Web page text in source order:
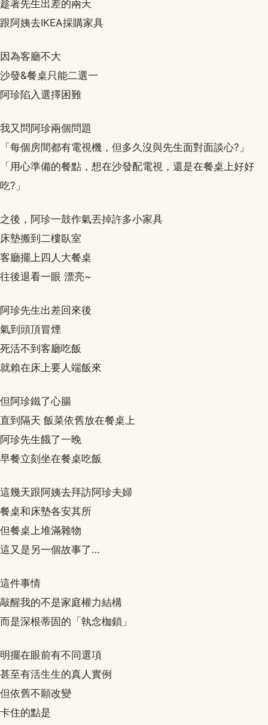
趁著先生出差的兩天
跟阿姨去IKEA採購家具
因為客廳不大
沙發&餐桌只能二選一
阿珍陷入選擇困難
我又問阿珍兩個問題
「每個房間都有電視機，但多久沒與先生面對面談心?」
「用心準備的餐點，想在沙發配電視，還是在餐桌上好好
吃?」
之後，阿珍一鼓作氣丟掉許多小家具
床墊搬到二樓臥室
客廳擺上四人大餐桌
往後退看一眼 漂亮~
阿珍先生出差回來後
氣到頭頂冒煙
死活不到客廳吃飯
就賴在床上要人端飯來
但阿珍鐵了心腸
直到隔天 飯菜依舊放在餐桌上
阿珍先生餓了一晚
早餐立刻坐在餐桌吃飯
這幾天跟阿姨去拜訪阿珍夫婦
餐桌和床墊各安其所
但餐桌上堆滿雜物
這又是另一個故事了…
這件事情
敲醒我的不是家庭權力結構
而是深根蒂固的「執念枷鎖」
明擺在眼前有不同選項
甚至有活生生的真人實例
但依舊不願改變
卡住的點是